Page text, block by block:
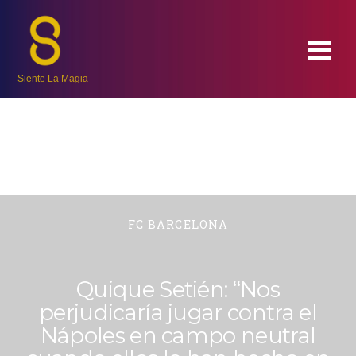
Siente La Magia
FC BARCELONA
Quique Setién: “Nos
perjudicaría jugar contra el
Nápoles en campo neutral